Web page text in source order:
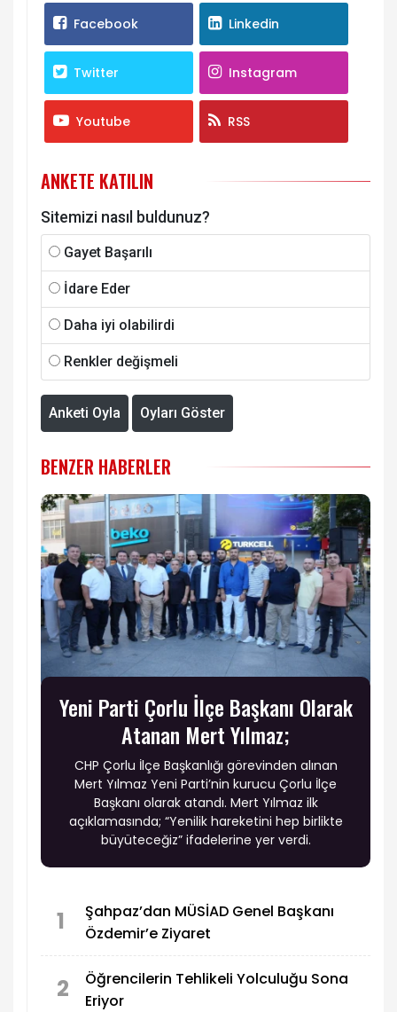
Facebook Linkedin
Twitter Instagram
Youtube RSS
ANKETE KATILIN
Sitemizi nasıl buldunuz?
Gayet Başarılı
İdare Eder
Daha iyi olabilirdi
Renkler değişmeli
Anketi Oyla Oyları Göster
BENZER HABERLER
Yeni Parti Çorlu İlçe Başkanı Olarak
Atanan Mert Yılmaz;
CHP Çorlu İlçe Başkanlığı görevinden alınan
Mert Yılmaz Yeni Parti’nin kurucu Çorlu İlçe
Başkanı olarak atandı. Mert Yılmaz ilk
açıklamasında; “Yenilik hareketini hep birlikte
büyüteceğiz” ifadelerine yer verdi.
1
Şahpaz’dan MÜSİAD Genel Başkanı
Özdemir’e Ziyaret
2
Öğrencilerin Tehlikeli Yolculuğu Sona
Eriyor